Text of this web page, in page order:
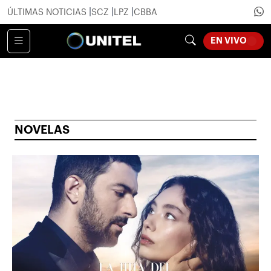
ÚLTIMAS NOTICIAS SCZ LPZ CBBA
EN VIVO
NOVELAS